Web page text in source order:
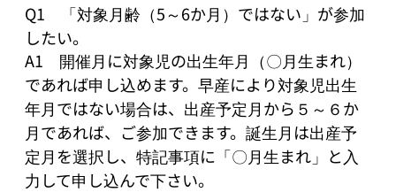
Q1　「対象月齢（5～6か月）ではない」が参加
したい。
A1　開催月に対象児の出生年月（〇月生まれ）
であれば申し込めます。早産により対象児出生
年月ではない場合は、出産予定月から５～６か
月であれば、ご参加できます。誕生月は出産予
定月を選択し、特記事項に「〇月生まれ」と入
力して申し込んで下さい。